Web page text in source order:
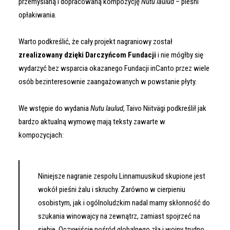
opłakiwania.
Warto podkreślić, że cały projekt nagraniowy został
zrealizowany dzięki Darczyńcom Fundacji i nie mógłby się
wydarzyć bez wsparcia okazanego Fundacji inCanto przez wiele
osób bezinteresownie zaangażowanych w powstanie płyty.
We wstępie do wydaniaNutu laulud, Taivo Niitvägi podkreślił jak
bardzo aktualną wymowę mają teksty zawarte w
kompozycjach:
Niniejsze nagranie zespołu Linnamuusikud skupione jest
wokół pieśni żalu i skruchy. Zarówno w cierpieniu
osobistym, jak i ogólnoludzkim nadal mamy skłonność do
szukania winowajcy na zewnątrz, zamiast spojrzeć na